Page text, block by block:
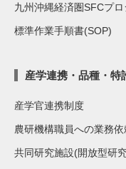
九州沖縄経済圏SFCプロ
標準作業手順書(SOP)
産学連携・品種・特
産学官連携制度
農研機構職員への業務依
共同研究施設(開放型研